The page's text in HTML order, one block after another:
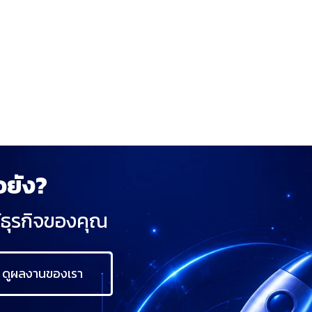
ง?
ธุรกิจของคุณ
ดูผลงานของเรา